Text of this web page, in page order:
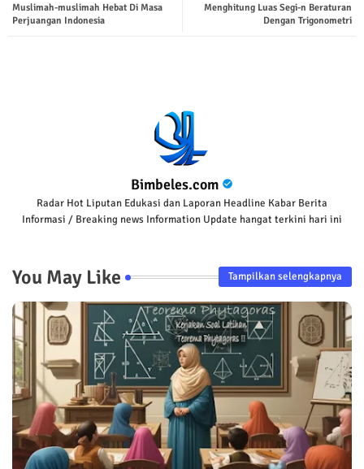
ter tsapMenghitung Luas Segi-n Beraturan
Dengan Trigonometri
Muslimah-muslimah Hebat Di Masa
Perjuangan Indonesia
Bimbeles.com
Radar Hot Liputan Edukasi dan Laporan Headline Kabar Berita
Informasi / Breaking news Information Update hangat terkini hari ini
You May Like Tampilkan selengkapnya